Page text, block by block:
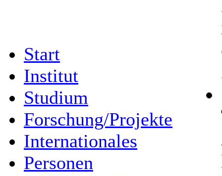
Start
Institut
Studium
Forschung/Projekte
Internationales
Personen